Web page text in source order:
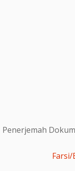
Penerjemah
Farsi/